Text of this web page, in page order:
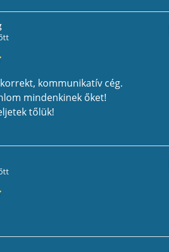
kommunikatív cég.
mindenkinek őket!
tőlük!